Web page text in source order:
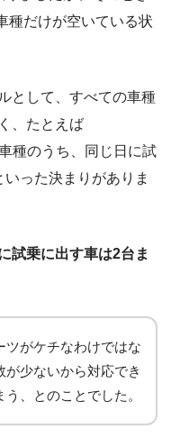
種だけが空いている状
として、すべての車種
、たとえば
種のうち、同じ日に試
った決まりがありま
試乗に出す車は2台ま
ツがケチなわけではな
が少ないから対応でき
、とのことでした。